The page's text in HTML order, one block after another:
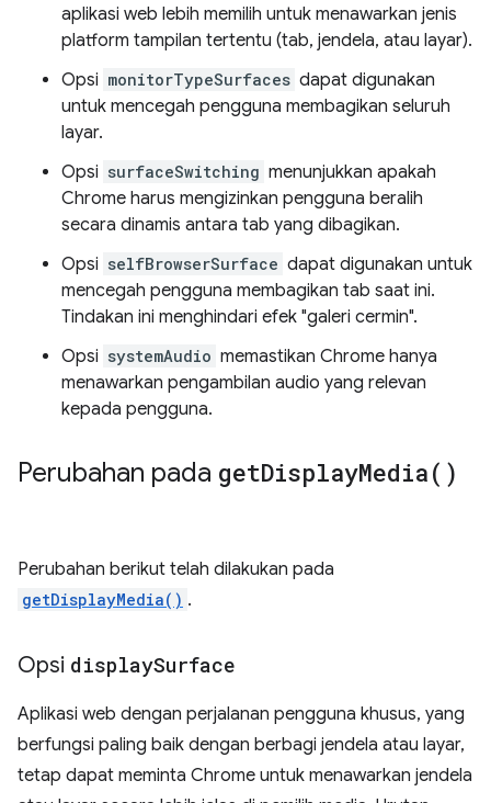
aplikasi web lebih memilih untuk menawarkan jenis
platform tampilan tertentu (tab, jendela, atau layar).
Opsi monitorTypeSurfaces dapat digunakan
untuk mencegah pengguna membagikan seluruh
layar.
Opsi surfaceSwitching menunjukkan apakah
Chrome harus mengizinkan pengguna beralih
secara dinamis antara tab yang dibagikan.
Opsi selfBrowserSurface dapat digunakan untuk
mencegah pengguna membagikan tab saat ini.
Tindakan ini menghindari efek "galeri cermin".
Opsi systemAudio memastikan Chrome hanya
menawarkan pengambilan audio yang relevan
kepada pengguna.
Perubahan pada getDisplayMedia( )
Perubahan berikut telah dilakukan pada
getDisplayMedia() .
Opsi displaySurface
Aplikasi web dengan perjalanan pengguna khusus, yang
berfungsi paling baik dengan berbagi jendela atau layar,
tetap dapat meminta Chrome untuk menawarkan jendela